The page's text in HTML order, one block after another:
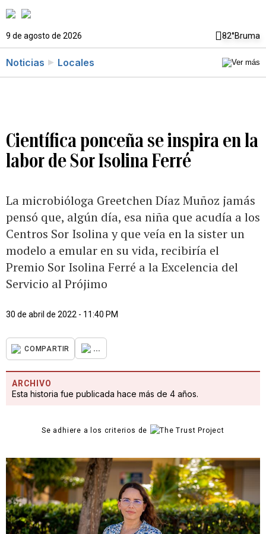
9 de agosto de 2026 82°Bruma
Noticias Locales
Científica ponceña se inspira en la
labor de Sor Isolina Ferré
La microbióloga Greetchen Díaz Muñoz jamás
pensó que, algún día, esa niña que acudía a los
Centros Sor Isolina y que veía en la sister un
modelo a emular en su vida, recibiría el
Premio Sor Isolina Ferré a la Excelencia del
Servicio al Prójimo
30 de abril de 2022 - 11:40 PM
COMPARTIR ...
ARCHIVO
Esta historia fue publicada hace más de 4 años.
Se adhiere a los criterios de